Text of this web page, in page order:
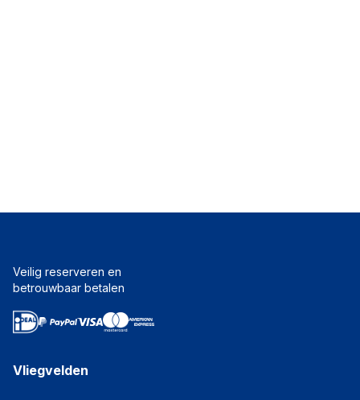
Veilig reserveren en
betrouwbaar betalen
Vliegvelden